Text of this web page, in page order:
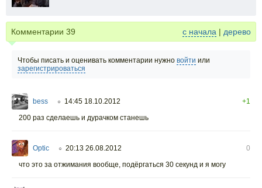
Комментарии 39 с начала | дерево
Чтобы писать и оценивать комментарии нужно войти или
зарегистрироваться
bess ○ 14:45 18.10.2012
+1
200 раз сделаешь и дурачком станешь
Optic ○ 20:13 26.08.2012
0
что это за отжимания вообще, подёргаться 30 секунд и я могу